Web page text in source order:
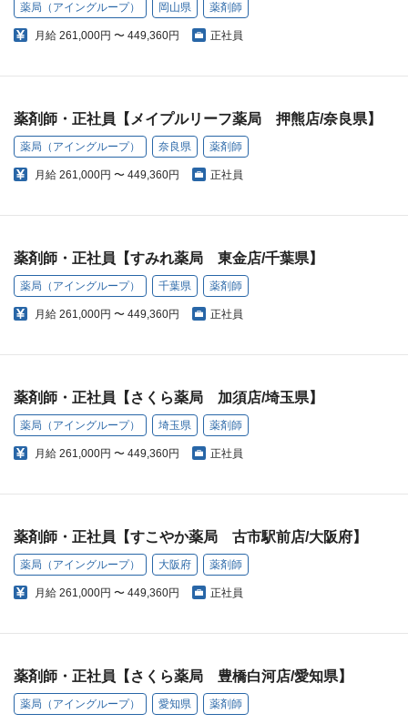
薬局（アイングループ） 岡山県 薬剤師
月給 261,000円 〜 449,360円 正社員
薬剤師・正社員【メイプルリーフ薬局 押熊店/奈良県】
薬局（アイングループ） 奈良県 薬剤師
月給 261,000円 〜 449,360円 正社員
薬剤師・正社員【すみれ薬局 東金店/千葉県】
薬局（アイングループ） 千葉県 薬剤師
月給 261,000円 〜 449,360円 正社員
薬剤師・正社員【さくら薬局 加須店/埼玉県】
薬局（アイングループ） 埼玉県 薬剤師
月給 261,000円 〜 449,360円 正社員
薬剤師・正社員【すこやか薬局 古市駅前店/大阪府】
薬局（アイングループ） 大阪府 薬剤師
月給 261,000円 〜 449,360円 正社員
薬剤師・正社員【さくら薬局 豊橋白河店/愛知県】
薬局（アイングループ） 愛知県 薬剤師